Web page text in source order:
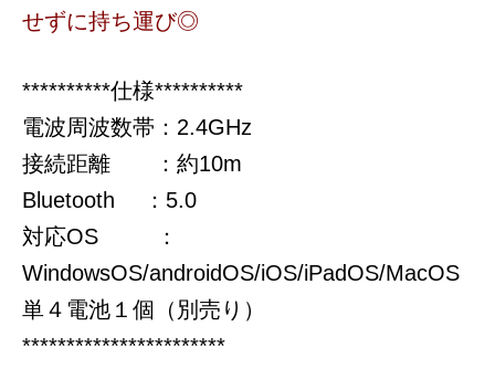
せずに持ち運び◎
**********仕様**********
電波周波数帯：2.4GHz
接続距離 ：約10m
Bluetooth ：5.0
対応OS ：
WindowsOS/androidOS/iOS/iPadOS/MacOS
単４電池１個（別売り）
***********************